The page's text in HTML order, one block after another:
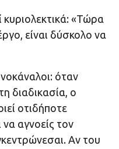
κυριολεκτικά: «Τώρα
είναι δύσκολο να
όταν
διαδικασία, ο
οτιδήποτε
να αγνοείς τον
Αν του